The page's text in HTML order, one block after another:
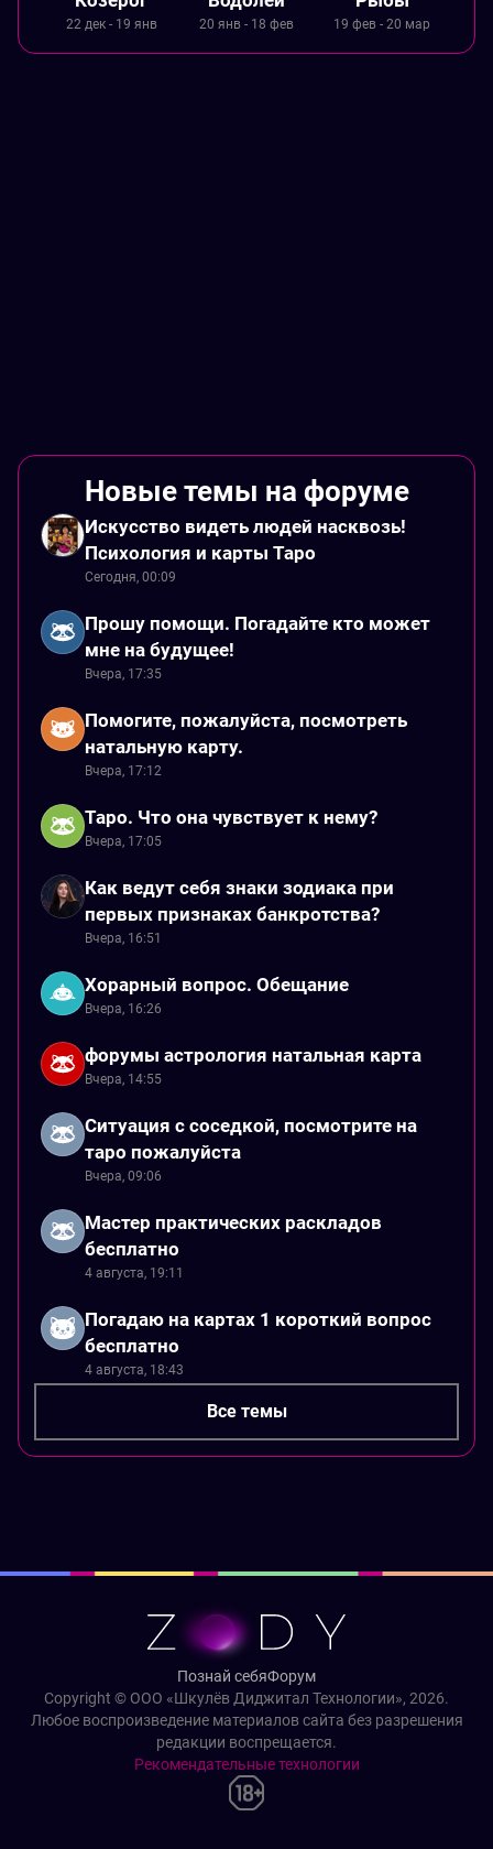
22 дек - 19 янв 20 янв - 18 фев 19 фев - 20 мар
Новые темы на форуме
Искусство видеть людей насквозь!
Психология и карты Таро
Сегодня, 00:09
Прошу помощи. Погадайте кто может
мне на будущее!
Вчера, 17:35
Помогите, пожалуйста, посмотреть
натальную карту.
Вчера, 17:12
Таро. Что она чувствует к нему?
Вчера, 17:05
Как ведут себя знаки зодиака при
первых признаках банкротства?
Вчера, 16:51
Хорарный вопрос. Обещание
Вчера, 16:26
форумы астрология натальная карта
Вчера, 14:55
Ситуация с соседкой, посмотрите на
таро пожалуйста
Вчера, 09:06
Мастер практических раскладов
бесплатно
4 августа, 19:11
Погадаю на картах 1 короткий вопрос
бесплатно
4 августа, 18:43
Все темы
Познай себяФорум
Copyright © ООО «Шкулёв Диджитал Технологии», 2026.
Любое воспроизведение материалов сайта без разрешения
редакции воспрещается.
Рекомендательные технологии